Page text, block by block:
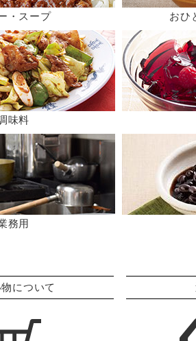
・スープ おひ
味料
務用
について